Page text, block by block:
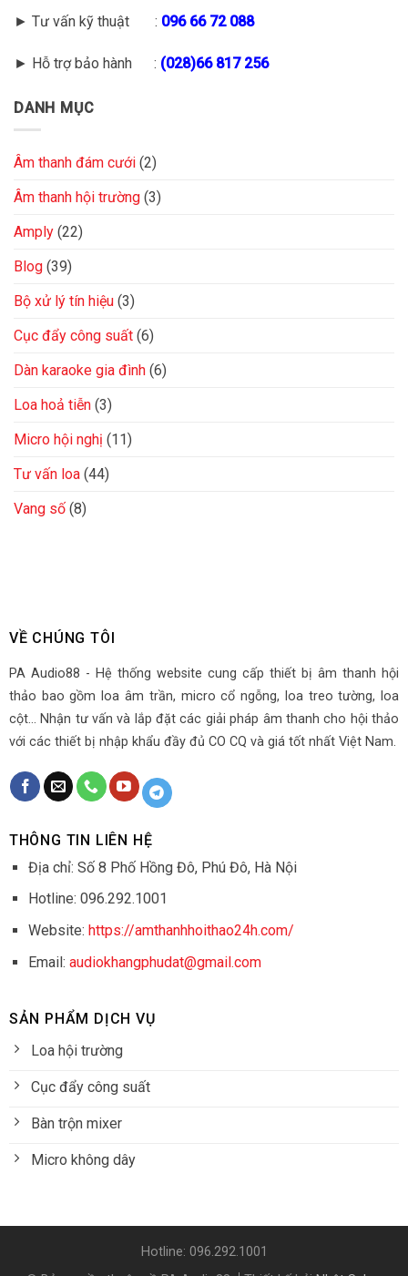
► Tư vấn kỹ thuật : 096 66 72 088
► Hỗ trợ bảo hành : (028)66 817 256
DANH MỤC
Âm thanh đám cưới (2)
Âm thanh hội trường (3)
Amply (22)
Blog (39)
Bộ xử lý tín hiệu (3)
Cục đẩy công suất (6)
Dàn karaoke gia đình (6)
Loa hoả tiễn (3)
Micro hội nghị (11)
Tư vấn loa (44)
Vang số (8)
VỀ CHÚNG TÔI
PA Audio88 - Hệ thống website cung cấp thiết bị âm thanh hội
thảo bao gồm loa âm trần, micro cổ ngỗng, loa treo tường, loa
cột... Nhận tư vấn và lắp đặt các giải pháp âm thanh cho hội thảo
với các thiết bị nhập khẩu đầy đủ CO CQ và giá tốt nhất Việt Nam.
THÔNG TIN LIÊN HỆ
Địa chỉ: Số 8 Phố Hồng Đô, Phú Đô, Hà Nội
Hotline: 096.292.1001
Website: https://amthanhhoithao24h.com/
Email: audiokhangphudat@gmail.com
SẢN PHẨM DỊCH VỤ
Loa hội trường
Cục đẩy công suất
Bàn trộn mixer
Micro không dây
Hotline: 096.292.1001